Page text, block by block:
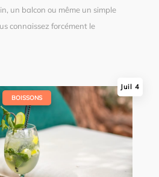
un balcon ou même un simple
connaissez forcément le
Juil 4
BOISSONS